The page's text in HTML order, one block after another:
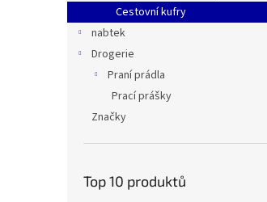
Cestovní kufry
nabtek
Drogerie
Praní prádla
Prací prášky
Značky
Top 10 produktů